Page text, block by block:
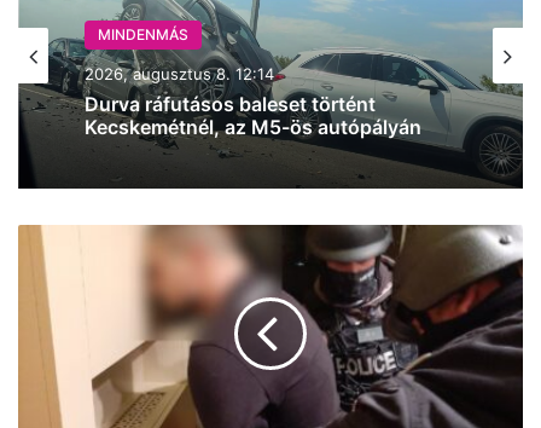
MINDENMÁS
2026, augusztus 8. 12:14
Durva ráfutásos baleset történt
Kecskemétnél, az M5-ös autópályán
Újabb
infók:
saját
adhatta
rendőröknek